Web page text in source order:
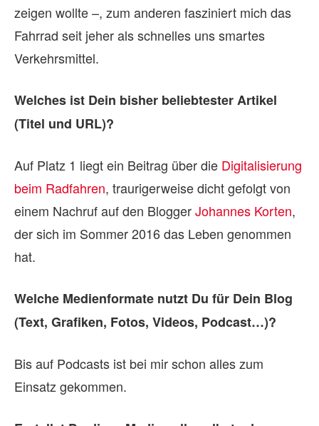
zeigen wollte –, zum anderen fasziniert mich das
Fahrrad seit jeher als schnelles uns smartes
Verkehrsmittel.
Welches ist Dein bisher beliebtester Artikel
(Titel und URL)?
Auf Platz 1 liegt ein Beitrag über die Digitalisierung
beim Radfahren, traurigerweise dicht gefolgt von
einem Nachruf auf den BloggerJohannes Korten,
der sich im Sommer 2016 das Leben genommen
hat.
Welche Medienformate nutzt Du für Dein Blog
(Text, Grafiken, Fotos, Videos, Podcast…)?
Bis auf Podcasts ist bei mir schon alles zum
Einsatz gekommen.